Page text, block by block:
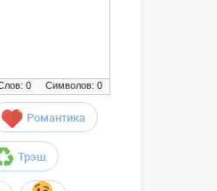
Символов: 0
0
Романтика
Трэш